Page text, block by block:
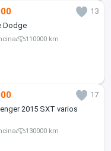
13
Dodge
110000 km
17
2015 SXT varios
130000 km